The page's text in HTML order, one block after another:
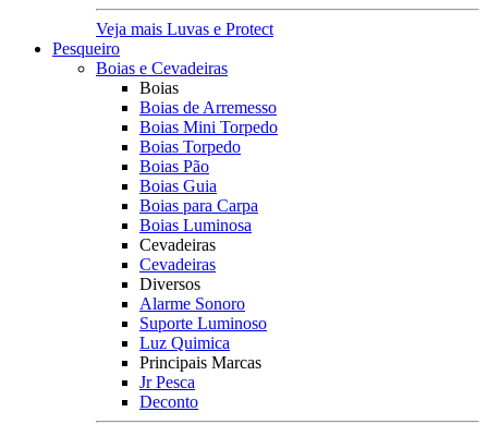
Veja mais Luvas e Protect
Pesqueiro
Boias e Cevadeiras
Boias
Boias de Arremesso
Boias Mini Torpedo
Boias Torpedo
Boias Pão
Boias Guia
Boias para Carpa
Boias Luminosa
Cevadeiras
Cevadeiras
Diversos
Alarme Sonoro
Suporte Luminoso
Luz Quimica
Principais Marcas
Jr Pesca
Deconto